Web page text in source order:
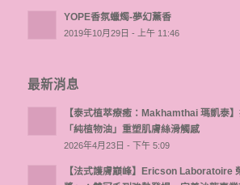
YOPE香氛蠟燭-夢幻薰香
2019年10月29日 - 上午 11:46
最新消息
【泰式植萃療癒：Makhamthai 瑪凱泰
「純植物油」重塑肌膚絲滑觸感
2026年4月23日 - 下午 5:09
【法式護膚巔峰】Ericson Laboratoire